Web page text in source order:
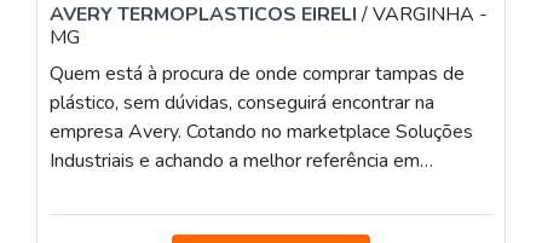
AVERY TERMOPLASTICOS EIRELI/ VARGINHA -
MG
Quem está à procura de onde comprar tampas de
plástico, sem dúvidas, conseguirá encontrar na
empresa Avery. Cotando no marketplace Soluções
Industriais e achando a melhor referência em
comprar tampas de plástico, com os melhores